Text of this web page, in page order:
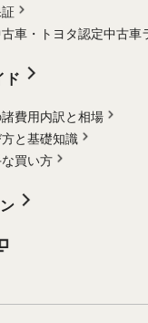
車・
トヨタ認定中古車
ド
費用内訳と相場
と基礎知識
買い方